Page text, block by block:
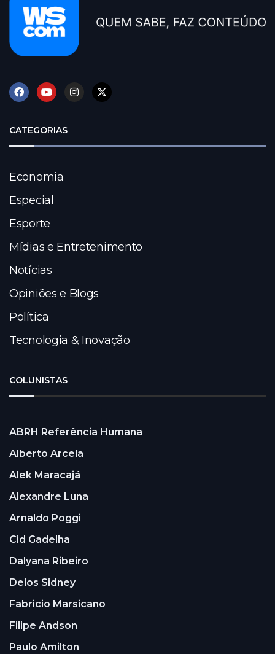
CATEGORIAS
Economia
Especial
Esporte
Mídias e Entretenimento
Notícias
Opiniões e Blogs
Política
Tecnologia & Inovação
COLUNISTAS
ABRH Referência Humana
Alberto Arcela
Alek Maracajá
Alexandre Luna
Arnaldo Poggi
Cid Gadelha
Dalyana Ribeiro
Delos Sidney
Fabricio Marsicano
Filipe Andson
Paulo Amilton